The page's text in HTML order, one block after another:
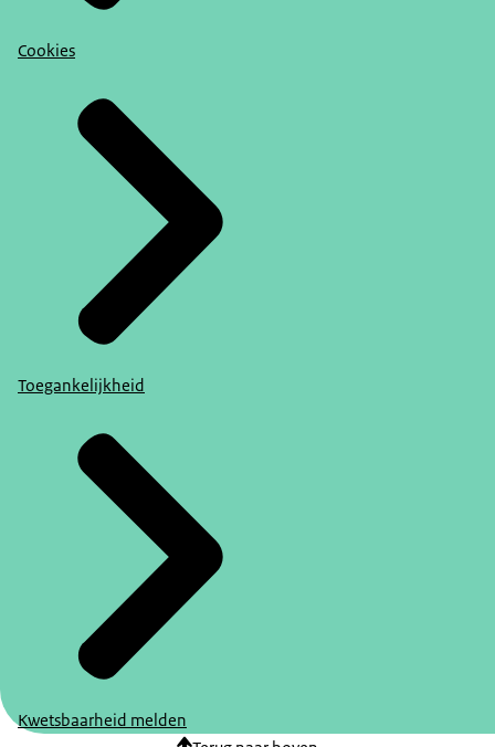
Cookies
Toegankelijkheid
Kwetsbaarheid melden